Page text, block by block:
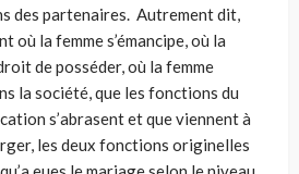
des partenaires. Autrement dit,
où la femme s’émancipe, où la
de posséder, où la femme
la société, que les fonctions du
s’abrasent et que viennent à
les deux fonctions originelles